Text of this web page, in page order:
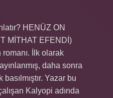
HENÜZ ON
MİTHAT EFENDİ)
İlk olarak
daha sonra
Yazar bu
Kalyopi adında